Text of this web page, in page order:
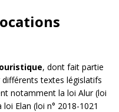
, dont fait partie
textes législatifs
notamment la loi Alur (loi
Elan (loi n° 2018-1021